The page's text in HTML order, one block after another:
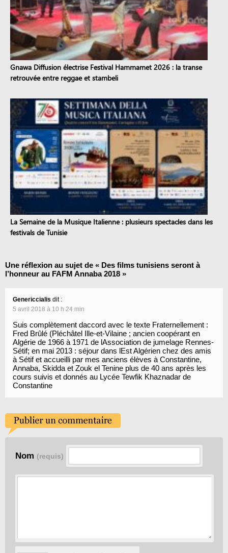
Gnawa Diffusion électrise Festival Hammamet 2026 : la transe
retrouvée entre reggae et stambeli
La Semaine de la Musique Italienne : plusieurs spectacles dans les
festivals de Tunisie
Une réflexion au sujet de « Des films tunisiens seront à
l’honneur au FAFM Annaba 2018 »
Genericcialis dit :
5 avril 2018 à 10 h 24 min
Suis complètement daccord avec le texte Fraternellement :
Fred Brûlé (Pléchâtel Ille-et-Vilaine ; ancien coopérant en
Algérie de 1966 à 1971 de lAssociation de jumelage Rennes-
Sétif; en mai 2013 : séjour dans lEst Algérien chez des amis
à Sétif et accueilli par mes anciens élèves à Constantine,
Annaba, Skidda et Zouk el Tenine plus de 40 ans après les
cours suivis et donnés au Lycée Tewfik Khaznadar de
Constantine
Nom (requis)